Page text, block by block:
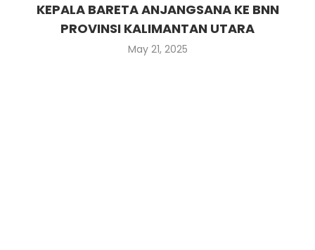
KEPALA BARETA ANJANGSANA KE BNN
PROVINSI KALIMANTAN UTARA
May 21, 2025